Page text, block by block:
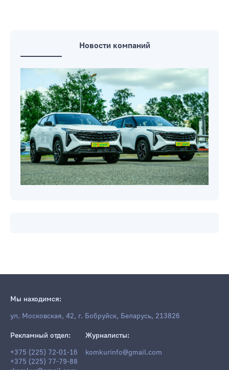
Новости компаний
Мы находимся:
ул. Московская, 42, г. Бобруйск, Беларусь, 213826
Рекламный отдел:
+375 (225) 72-01-16
+375 (225) 77-79-88
Журналисты:
komkurinfo@gmail.com